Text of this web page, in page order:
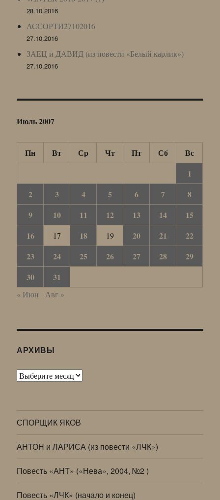
28.10.2016
АССОРТИ27102016
27.10.2016
ЗАЕЦ и ДАВИД (из повести «Белый карлик»)
27.10.2016
Июль 2007
Пн Вт Ср Чт Пт Сб
Вс
1
2
3 4 5 6 7
8
9
10 11 12 13 14
15
16
17 18 19 20 21
22
23
24 25 26 27 28
29
30
31
« Июн Авг »
АРХИВЫ
Архивы
СПОРЩИК ЯКОВ
АНТОН и ЛАРИСА (из повести «ЛЧК»)
Повесть «АНТ» («Нева», 2004, №2 )
Повесть «ЛЧК» (начало и конец)